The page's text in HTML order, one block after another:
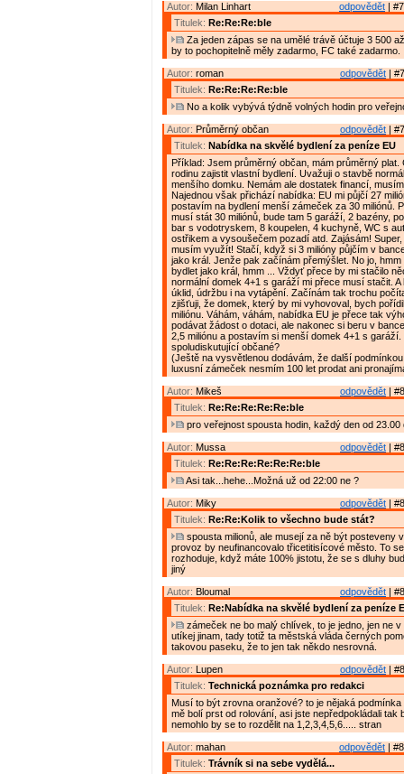
odpovědět |
Autor: Milan Linhart
Titulek: Re:Re:Re:ble
Za jeden zápas se na umělé trávě účtuje 3 500
by to pochopitelně měly zadarmo, FC také zadarmo.
odpovědět |
Autor: roman
Titulek: Re:Re:Re:Re:ble
No a kolik vybývá týdně volných hodin pro
odpovědět |
Autor: Průměrný občan
Titulek: Nabídka na skvělé bydlení za peníze EU
Příklad: Jsem průměrný občan, mám průměrný plat.
rodinu zajistit vlastní bydlení. Uvažuji o stavbě
menšího domku. Nemám ale dostatek financí,
Najednou však přichází nabídka: EU mi půjčí 27
postavím na bydlení menší zámeček za 30 miliónů.
musí stát 30 miliónů, bude tam 5 garáží, 2 bazény,
bar s vodotryskem, 8 koupelen, 4 kuchyně, WC s
ostřikem a vysoušečem pozadí atd. Zajásám!
musím využít! Stačí, když si 3 milióny půjčím v
jako král. Jenže pak začínám přemýšlet. No jo, hmm
bydlet jako král, hmm ... Vždyť přece by mi stačilo
normální domek 4+1 s garáží mi přece musí stačit. A
úklid, údržbu i na vytápění. Začínám tak trochu
zjišťuji, že domek, který by mi vyhovoval, bych
miliónu. Váhám, váhám, nabídka EU je přece tak
podávat žádost o dotaci, ale nakonec si beru v
2,5 miliónu a postavím si menší domek 4+1 s
spoludiskutující občané?
(Ještě na vysvětlenou dodávám, že další
luxusní zámeček nesmím 100 let prodat ani
odpovědět |
Autor: Mikeš
Titulek: Re:Re:Re:Re:Re:ble
pro veřejnost spousta hodin, každý den od 23.00
odpovědět |
Autor: Mussa
Titulek: Re:Re:Re:Re:Re:Re:ble
Asi tak...hehe...Možná už od 22:00 ne ?
odpovědět |
Autor: Miky
Titulek: Re:Re:Kolik to všechno bude stát?
spousta milionů, ale musejí za ně být posteveny
provoz by neufinancovalo třicetitisícové město. To
rozhoduje, když máte 100% jistotu, že se s dluhy
jiný
odpovědět |
Autor: Bloumal
Titulek: Re:Nabídka na skvělé bydlení za peníze
zámeček ne bo malý chlívek, to je jedno, jen ne v
utíkej jinam, tady totiž ta městská vláda černých
takovou paseku, že to jen tak někdo nesrovná.
odpovědět |
Autor: Lupen
Titulek: Technická poznámka pro redakci
Musí to být zrovna oranžové? to je nějaká
mě bolí prst od rolování, asi jste nepředpokládali tak
nemohlo by se to rozdělit na 1,2,3,4,5,6..... stran
odpovědět |
Autor: mahan
Titulek: Trávník si na sebe vydělá...